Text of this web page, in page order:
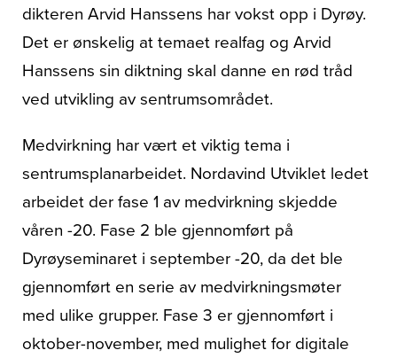
dikteren Arvid Hanssens har vokst opp i Dyrøy.
Det er ønskelig at temaet realfag og Arvid
Hanssens sin diktning skal danne en rød tråd
ved utvikling av sentrumsområdet.
Medvirkning har vært et viktig tema i
sentrumsplanarbeidet. Nordavind Utviklet ledet
arbeidet der fase 1 av medvirkning skjedde
våren -20. Fase 2 ble gjennomført på
Dyrøyseminaret i september -20, da det ble
gjennomført en serie av medvirkningsmøter
med ulike grupper. Fase 3 er gjennomført i
oktober-november, med mulighet for digitale